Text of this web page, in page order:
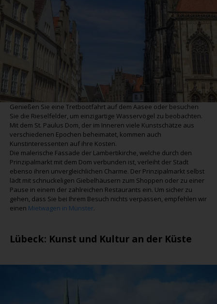
Genießen Sie eine Tretbootfahrt auf dem Aasee oder besuchen
Sie die Rieselfelder, um einzigartige Wasservögel zu beobachten.
Mit dem St. Paulus Dom, der im Inneren viele Kunstschätze aus
verschiedenen Epochen beheimatet, kommen auch
Kunstinteressenten auf ihre Kosten.
Die malerische Fassade der Lambertikirche, welche durch den
Prinzipalmarkt mit dem Dom verbunden ist, verleiht der Stadt
ebenso ihren unvergleichlichen Charme. Der Prinzipalmarkt selbst
lädt mit schnuckeligen Giebelhäusern zum Shoppen oder zu einer
Pause in einem der zahlreichen Restaurants ein. Um sicher zu
gehen, dass Sie bei Ihrem Besuch nichts verpassen, empfehlen wir
einen Mietwagen in Münster.
Lübeck: Kunst und Kultur an der Küste